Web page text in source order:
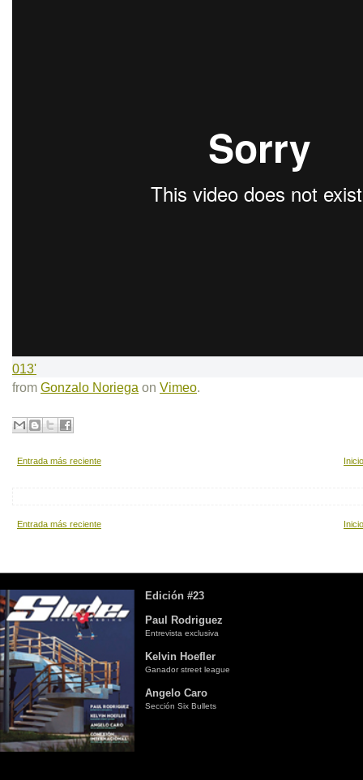
013'
from Gonzalo Noriega on Vimeo.
Entrada más reciente Inicio
Entrada más reciente Inicio
Edición #23
Paul Rodriguez
Entrevista exclusiva
Kelvin Hoefler
Ganador street league
Angelo Caro
Sección Six Bullets